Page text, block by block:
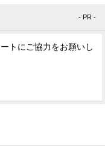
- PR -
トにご協力をお願いし